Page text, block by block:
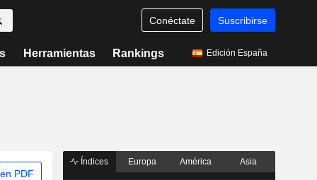
Conéctate Suscribirse
Herramientas Rankings Edición España
PDF
Índices Europa América Asia